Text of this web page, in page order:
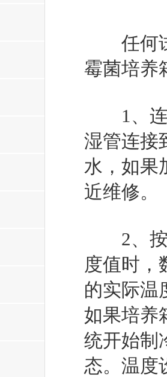
任何试
霉菌培养
1、连
湿管连接
水，如果
近维修。
2、按
度值时，
的实际温
如果培养
统开始制
态。温度